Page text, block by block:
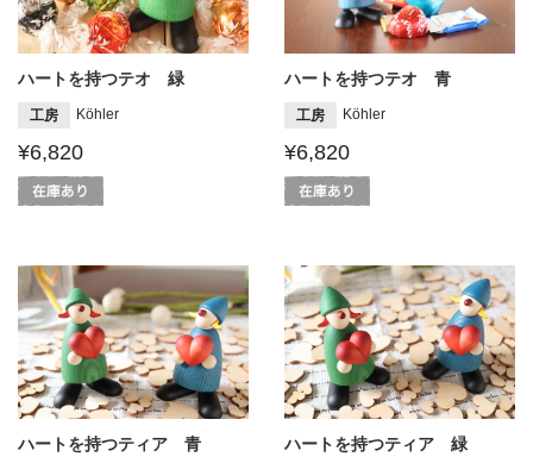
ハートを持つテオ 緑
工房 Köhler
¥6,820
ハートを持つテオ 青
工房 Köhler
¥6,820
ハートを持つティア 青 ハートを持つティア 緑